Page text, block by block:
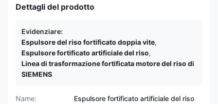
Dettagli del prodotto
Evidenziare:
Espulsore del riso fortificato doppia vite,
Espulsore fortificato artificiale del riso,
Linea di trasformazione fortificata motore del riso di
SIEMENS
Name:
Espulsore fortificato artificiale del riso